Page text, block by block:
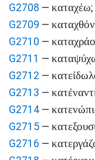
G2708 — καταχέω;
G2709 —
G2710 —
G2711 —
G2712 —
G2713 —
G2714 —
G2715 —
G2716 —